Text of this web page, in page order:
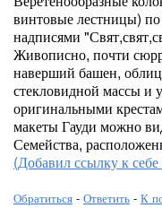
винтовые лестницы)
надписями
Живописно, почти
наверший башен,
стекловидной массы и
оригинальными
макеты Гауди можно
Семейства,
(Добавил ссылку к
Обратиться - Ответить - К